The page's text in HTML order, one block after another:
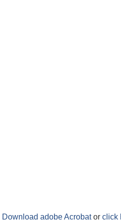
Download adobe Acrobator click